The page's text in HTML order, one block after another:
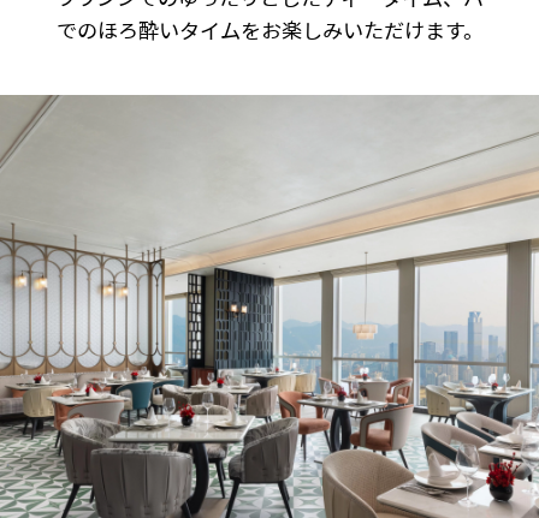
でのほろ酔いタイムをお楽しみいただけます。